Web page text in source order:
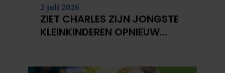
2 juli 2026
ZIET CHARLES ZIJN JONGSTE
KLEINKINDEREN OPNIEUW